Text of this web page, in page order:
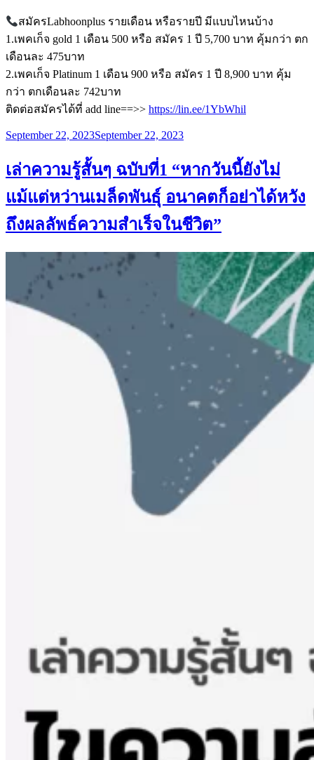
สมัครLabhoonplus รายเดือน หรือรายปี มีแบบไหนบ้าง
1.เพคเก็จ gold 1 เดือน 500 หรือ สมัคร 1 ปี 5,700 บาท คุ้มกว่า ตก
เดือนละ 475บาท
2.เพคเก็จ Platinum 1 เดือน 900 หรือ สมัคร 1 ปี 8,900 บาท คุ้ม
กว่า ตกเดือนละ 742บาท
ติดต่อสมัครได้ที่ add line==>> https://lin.ee/1YbWhil
Posted
September 22, 2023September 22, 2023
เล่าความรู้สั้นๆ ฉบับที่1 “หากวันนี้ยังไม่
แม้แต่หว่านเมล็ดพันธ์ุ อนาคตก็อย่าได้หวัง
ถึงผลลัพธ์ความสำเร็จในชีวิต”